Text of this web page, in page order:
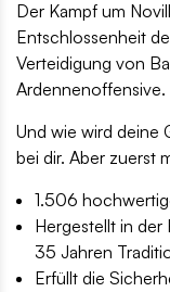
Der Kampf um
Entschlossenheit
Verteidigung von
Ardennenoffensive.
Und wie wird deine
bei dir. Aber zuerst
1.506
Hergestellt in der
35 Jahren
Erfüllt die